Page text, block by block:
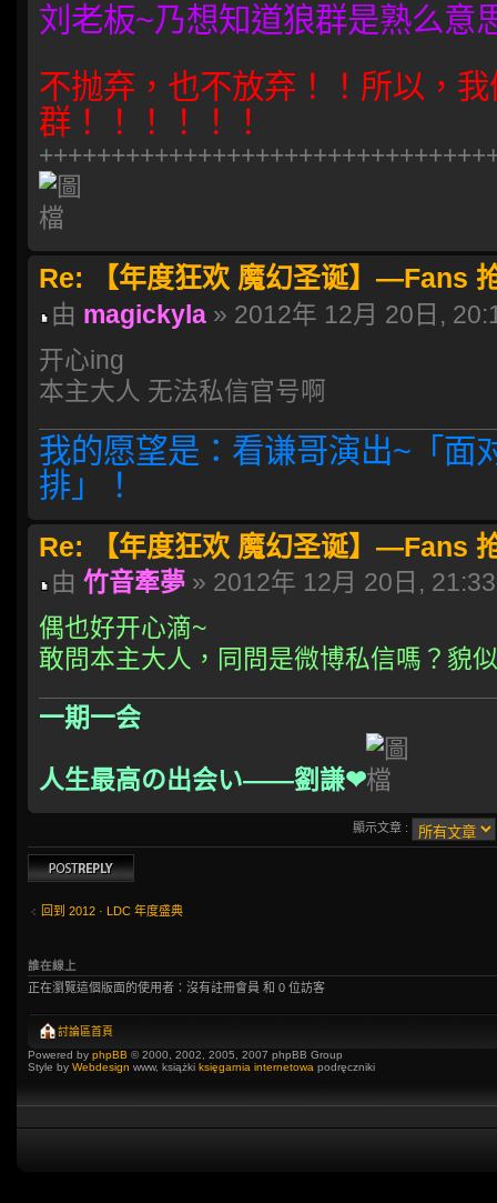
刘老板~乃想知道狼群是熟么意
不抛弃，也不放弃！！所以，
群！！！！！！
Re: 【年度狂欢 魔幻圣诞】—Fans
由 magickyla » 2012年 12月 20日,
开心ing
本主大人 无法私信官号啊
我的愿望是：看谦哥演出~「面
排」！
Re: 【年度狂欢 魔幻圣诞】—Fans
由 竹音牽夢 » 2012年 12月 20日, 21:33
偶也好开心滴~
敢問本主大人，同問是微博私信嗎？
一期一会
人生最高の出会い――劉謙❤
顯示文章 :
發表回覆
回到 2012 · LDC 年度盛典
誰在線上
正在瀏覽這個版面的使用者：沒有註冊會員 和 0 位訪客
討論區首頁
Powered by phpBB © 2000, 2002, 2005, 2007 phpBB Group
Style by Webdesign www, książki księgarnia internetowa podręczniki